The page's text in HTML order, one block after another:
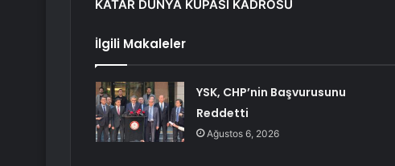
KATAR DÜNYA KUPASI KADROSU
İlgili Makaleler
YSK, CHP’nin Başvurusunu
Reddetti
Ağustos 6, 2026